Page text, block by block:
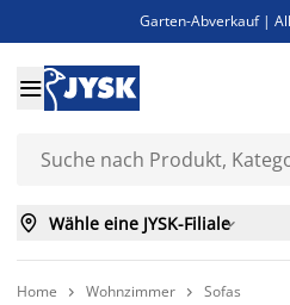
Garten-Abverkauf |
Bist du Unternehmer?
Esszimmerstuhl

 Wähle eine JYSK-Filiale
Home  Wohnzimmer  Sofas